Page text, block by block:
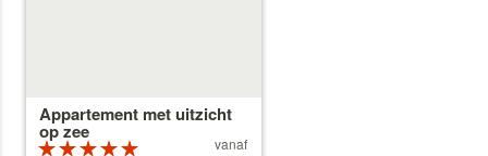
Appartement met uitzicht
op zee
Beoordeeldvanaf